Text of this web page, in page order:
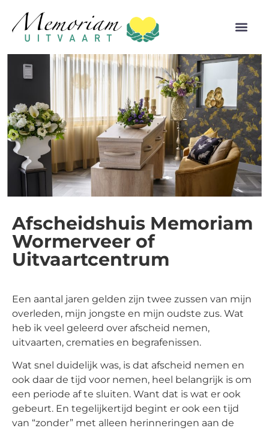
Afscheidshuis Memoriam
Wormerveer of
Uitvaartcentrum
Een aantal jaren gelden zijn twee zussen van mijn
overleden, mijn jongste en mijn oudste zus. Wat
heb ik veel geleerd over afscheid nemen,
uitvaarten, crematies en begrafenissen.
Wat snel duidelijk was, is dat afscheid nemen en
ook daar de tijd voor nemen, heel belangrijk is om
een periode af te sluiten. Want dat is wat er ook
gebeurt. En tegelijkertijd begint er ook een tijd
van “zonder” met alleen herinneringen aan de